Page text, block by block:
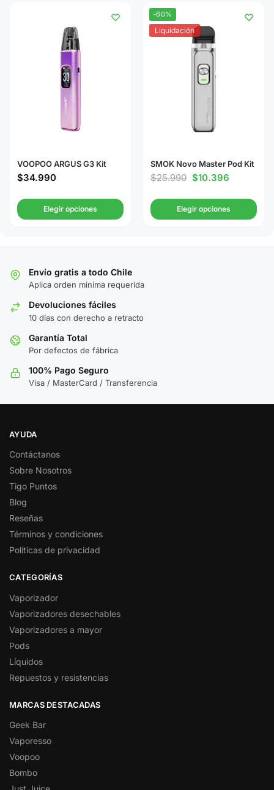
VOOPOO ARGUS G3 Kit
$34.990
Elegir opciones
-60%
Liquidación
SMOK Novo Master Pod Kit
$25.990 $10.396
Elegir opciones
Envío gratis a todo Chile
Aplica orden minima requerida
Devoluciones fáciles
10 días con derecho a retracto
Garantía Total
Por defectos de fábrica
100% Pago Seguro
Visa / MasterCard / Transferencia
AYUDA
Contáctanos
Sobre Nosotros
Tigo Puntos
Blog
Reseñas
Términos y condiciones
Políticas de privacidad
CATEGORÍAS
Vaporizador
Vaporizadores desechables
Vaporizadores a mayor
Pods
Líquidos
Repuestos y resistencias
MARCAS DESTACADAS
Geek Bar
Vaporesso
Voopoo
Bombo